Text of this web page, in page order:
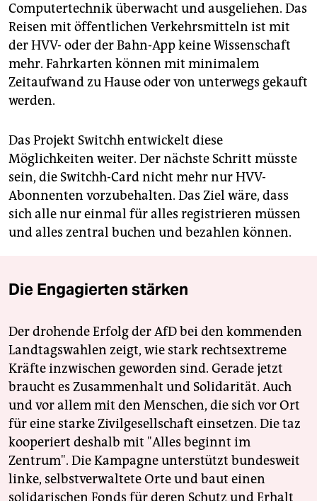
Computertechnik überwacht und ausgeliehen. Das
Reisen mit öffentlichen Verkehrsmitteln ist mit
der HVV- oder der Bahn-App keine Wissenschaft
mehr. Fahrkarten können mit minimalem
Zeitaufwand zu Hause oder von unterwegs gekauft
werden.
Das Projekt Switchh entwickelt diese
Möglichkeiten weiter. Der nächste Schritt müsste
sein, die Switchh-Card nicht mehr nur HVV-
Abonnenten vorzubehalten. Das Ziel wäre, dass
sich alle nur einmal für alles registrieren müssen
und alles zentral buchen und bezahlen können.
Die Engagierten stärken
Der drohende Erfolg der AfD bei den kommenden
Landtagswahlen zeigt, wie stark rechtsextreme
Kräfte inzwischen geworden sind. Gerade jetzt
braucht es Zusammenhalt und Solidarität. Auch
und vor allem mit den Menschen, die sich vor Ort
für eine starke Zivilgesellschaft einsetzen. Die taz
kooperiert deshalb mit "Alles beginnt im
Zentrum". Die Kampagne unterstützt bundesweit
linke, selbstverwaltete Orte und baut einen
solidarischen Fonds für deren Schutz und Erhalt